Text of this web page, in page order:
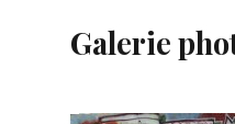
Galerie